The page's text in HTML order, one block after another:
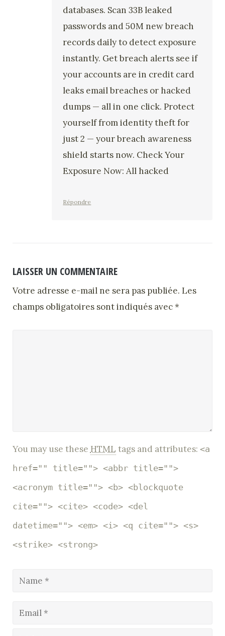
databases. Scan 33B leaked
passwords and 50M new breach
records daily to detect exposure
instantly. Get breach alerts see if
your accounts are in credit card
leaks email breaches or hacked
dumps — all in one click. Protect
yourself from identity theft for
just 2 — your breach awareness
shield starts now. Check Your
Exposure Now: All hacked
Répondre
LAISSER UN COMMENTAIRE
Votre adresse e-mail ne sera pas publiée. Les
champs obligatoires sont indiqués avec*
You may use these HTML tags and attributes: <a
href="" title=""> <abbr title="">
<acronym title=""> <b> <blockquote
cite=""> <cite> <code> <del
datetime=""> <em> <i> <q cite=""> <s>
<strike> <strong>